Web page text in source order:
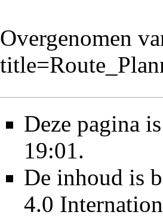
Overgenomen
Deze pagina
19:01.
De inhoud is
4.0